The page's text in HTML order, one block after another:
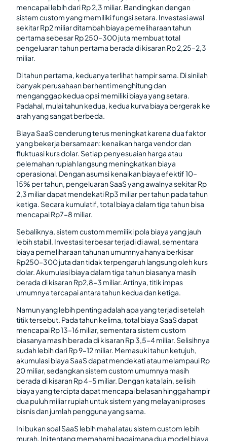
mencapai lebih dari Rp 2,3 miliar. Bandingkan dengan
sistem custom yang memiliki fungsi setara. Investasi awal
sekitar Rp2 miliar ditambah biaya pemeliharaan tahun
pertama sebesar Rp 250–300 juta membuat total
pengeluaran tahun pertama berada di kisaran Rp 2,25–2,3
miliar.
Di tahun pertama, keduanya terlihat hampir sama. Di sinilah
banyak perusahaan berhenti menghitung dan
menganggap kedua opsi memiliki biaya yang setara.
Padahal, mulai tahun kedua, kedua kurva biaya bergerak ke
arah yang sangat berbeda.
Biaya SaaS cenderung terus meningkat karena dua faktor
yang bekerja bersamaan: kenaikan harga vendor dan
fluktuasi kurs dolar. Setiap penyesuaian harga atau
pelemahan rupiah langsung meningkatkan biaya
operasional. Dengan asumsi kenaikan biaya efektif 10–
15% per tahun, pengeluaran SaaS yang awalnya sekitar Rp
2,3 miliar dapat mendekati Rp3 miliar per tahun pada tahun
ketiga. Secara kumulatif, total biaya dalam tiga tahun bisa
mencapai Rp7–8 miliar.
Sebaliknya, sistem custom memiliki pola biaya yang jauh
lebih stabil. Investasi terbesar terjadi di awal, sementara
biaya pemeliharaan tahunan umumnya hanya berkisar
Rp250–300 juta dan tidak terpengaruh langsung oleh kurs
dolar. Akumulasi biaya dalam tiga tahun biasanya masih
berada di kisaran Rp2,8–3 miliar. Artinya, titik impas
umumnya tercapai antara tahun kedua dan ketiga.
Namun yang lebih penting adalah apa yang terjadi setelah
titik tersebut. Pada tahun kelima, total biaya SaaS dapat
mencapai Rp 13–16 miliar, sementara sistem custom
biasanya masih berada di kisaran Rp 3,5–4 miliar. Selisihnya
sudah lebih dari Rp 9–12 miliar. Memasuki tahun ketujuh,
akumulasi biaya SaaS dapat mendekati atau melampaui Rp
20 miliar, sedangkan sistem custom umumnya masih
berada di kisaran Rp 4–5 miliar. Dengan kata lain, selisih
biaya yang tercipta dapat mencapai belasan hingga hampir
dua puluh miliar rupiah untuk sistem yang melayani proses
bisnis dan jumlah pengguna yang sama.
Ini bukan soal SaaS lebih mahal atau sistem custom lebih
murah. Ini tentang memahami bagaimana dua model biaya